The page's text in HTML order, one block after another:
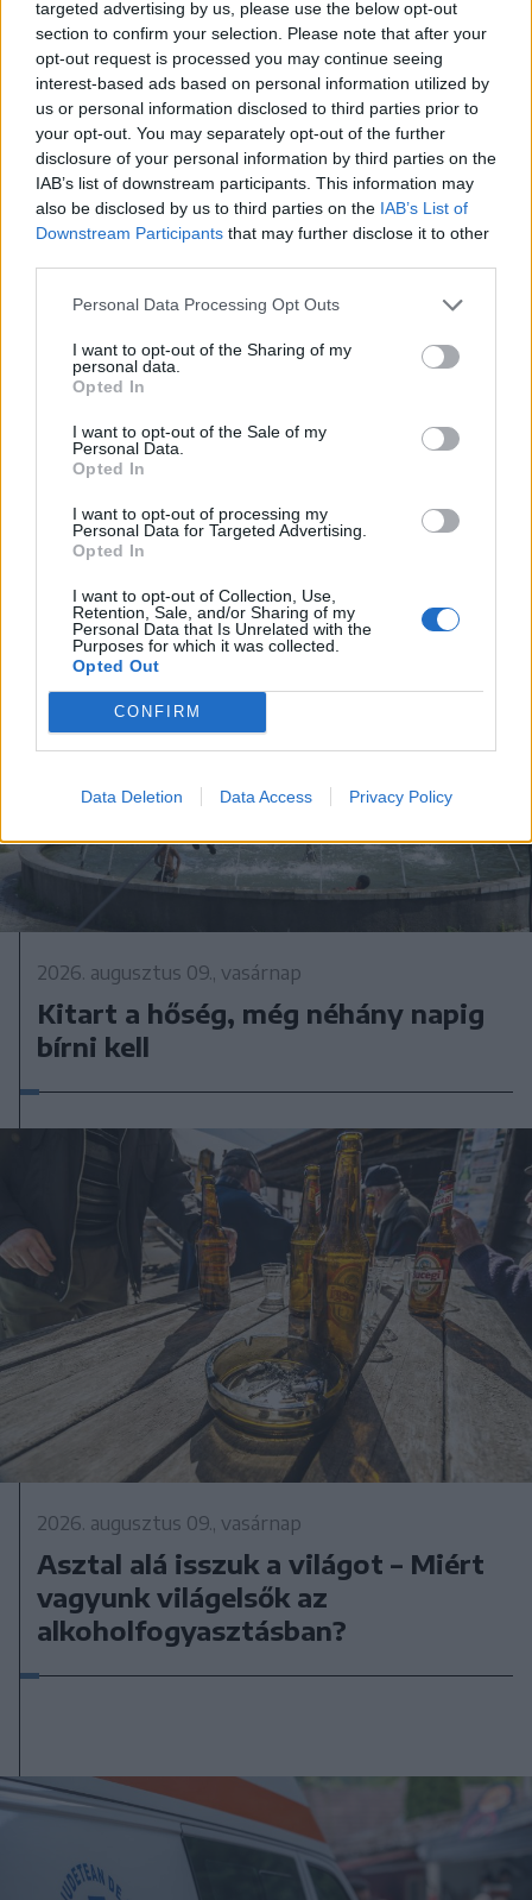
targeted advertising by us, please use the below opt-out
section to confirm your selection. Please note that after your
opt-out request is processed you may continue seeing
interest-based ads based on personal information utilized by
us or personal information disclosed to third parties prior to
your opt-out. You may separately opt-out of the further
disclosure of your personal information by third parties on the
IAB’s list of downstream participants. This information may
also be disclosed by us to third parties on the IAB’s List of
Downstream Participants that may further disclose it to other
Personal Data Processing Opt Outs
I want to opt-out of the Sharing of my
personal data.
Opted In
I want to opt-out of the Sale of my
Personal Data.
Opted In
I want to opt-out of processing my
Personal Data for Targeted Advertising.
Opted In
I want to opt-out of Collection, Use,
Retention, Sale, and/or Sharing of my
Personal Data that Is Unrelated with the
Purposes for which it was collected.
Opted Out
CONFIRM
Data Deletion Data Access Privacy Policy
2026. augusztus 09., vasárnap
Harminc fok felett: így tároljuk
gyógyszereinket nyáron
2026. augusztus 09., vasárnap
Kitart a hőség, még néhány napig
bírni kell
2026. augusztus 09., vasárnap
Asztal alá isszuk a világot – Miért
vagyunk világelsők az
alkoholfogyasztásban?